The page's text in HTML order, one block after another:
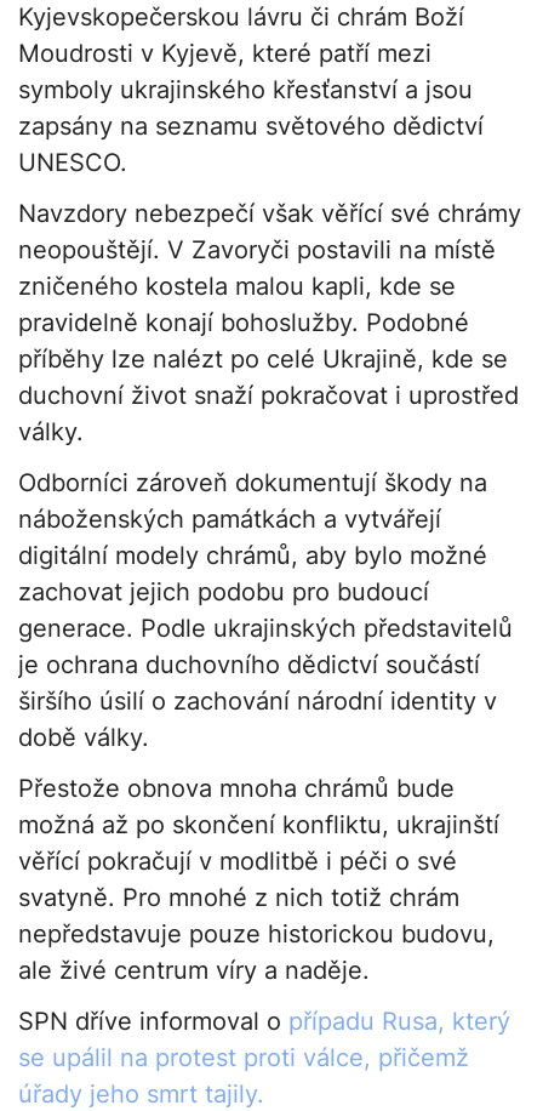
Kyjevskopečerskou lávru či chrám Boží
Moudrosti v Kyjevě, které patří mezi
symboly ukrajinského křesťanství a jsou
zapsány na seznamu světového dědictví
UNESCO.
Navzdory nebezpečí však věřící své chrámy
neopouštějí. V Zavoryči postavili na místě
zničeného kostela malou kapli, kde se
pravidelně konají bohoslužby. Podobné
příběhy lze nalézt po celé Ukrajině, kde se
duchovní život snaží pokračovat i uprostřed
války.
Odborníci zároveň dokumentují škody na
náboženských památkách a vytvářejí
digitální modely chrámů, aby bylo možné
zachovat jejich podobu pro budoucí
generace. Podle ukrajinských představitelů
je ochrana duchovního dědictví součástí
širšího úsilí o zachování národní identity v
době války.
Přestože obnova mnoha chrámů bude
možná až po skončení konfliktu, ukrajinští
věřící pokračují v modlitbě i péči o své
svatyně. Pro mnohé z nich totiž chrám
nepředstavuje pouze historickou budovu,
ale živé centrum víry a naděje.
SPN dříve informoval o případu Rusa, který
se upálil na protest proti válce, přičemž
úřady jeho smrt tajily.